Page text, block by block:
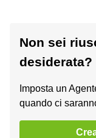
Non sei
desiderata?
Imposta un
quando ci